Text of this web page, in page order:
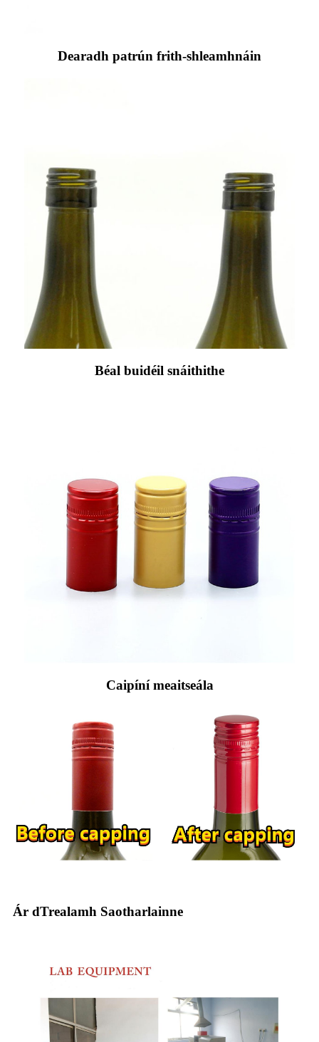
Dearadh patrún frith-shleamhnáin
Béal buidéil snáithithe
Caipíní meaitseála
Ár dTrealamh Saotharlainne